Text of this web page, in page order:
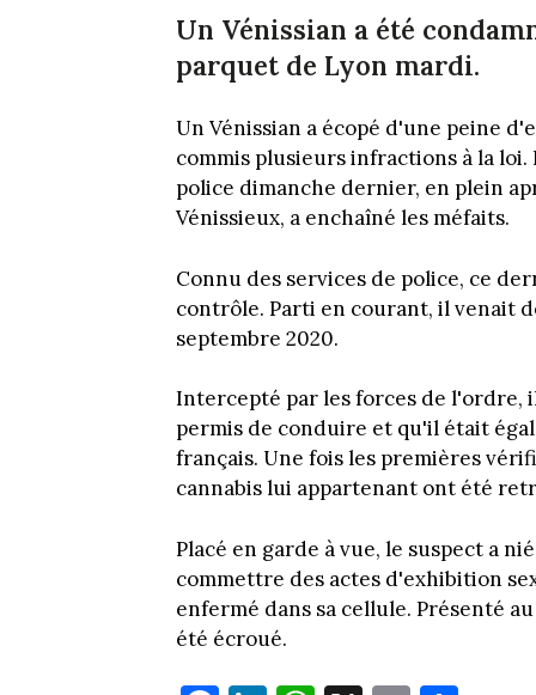
Un Vénissian a été
parquet de Lyon mardi.
Un Vénissian a écopé d'une peine
commis plusieurs infractions à la
police dimanche dernier, en plein
Vénissieux, a enchaîné les méfaits.
Connu des services de police, ce
contrôle. Parti en courant, il venait
septembre 2020.
Intercepté par les forces de l'ordre,
permis de conduire et qu'il était
français. Une fois les premières
cannabis lui appartenant ont été
Placé en garde à vue, le suspect a
commettre des actes d'exhibition
enfermé dans sa cellule. Présenté
été écroué.